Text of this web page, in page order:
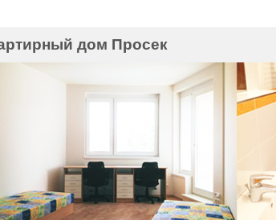
дом Просек